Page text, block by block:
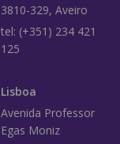
3810-329, Aveiro
tel: (+351) 234 421
125
Lisboa
Avenida Professor
Egas Moniz